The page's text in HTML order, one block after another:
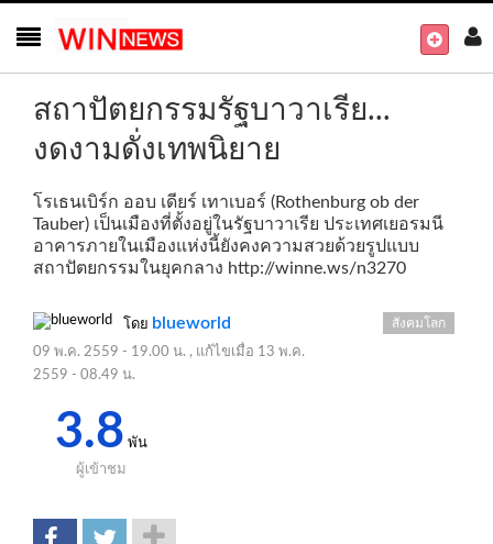
สถาปัตยกรรมรัฐบาวาเรีย...
งดงามดั่งเทพนิยาย
โรเธนเบิร์ก ออบ เดียร์ เทาเบอร์ (Rothenburg ob der
Tauber) เป็นเมืองที่ตั้งอยู่ในรัฐบาวาเรีย ประเทศเยอรมนี
อาคารภายในเมืองแห่งนี้ยังคงความสวยด้วยรูปแบบ
สถาปัตยกรรมในยุคกลาง http://winne.ws/n3270
โดย blueworld
09 พ.ค. 2559 - 19.00 น. , แก้ไขเมื่อ 13 พ.ค.
2559 - 08.49 น.
สังคมโลก
3.8 พัน
ผู้เข้าชม